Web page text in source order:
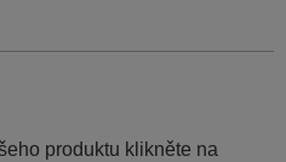
produktu klikněte na